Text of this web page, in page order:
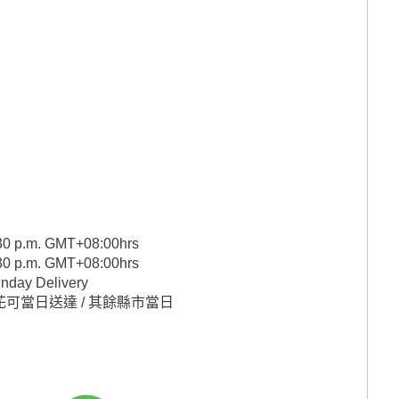
p.m. GMT+08:00hrs
p.m. GMT+08:00hrs
Delivery
當日送達 / 其餘縣市當日